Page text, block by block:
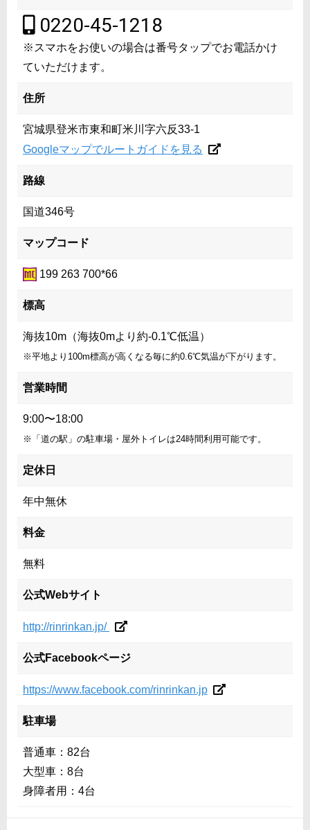
0220-45-1218
※スマホをお使いの場合は番号タップでお電話かけ
ていただけます。
住所
宮城県登米市東和町米川字六反33-1
Googleマップでルートガイドを見る
路線
国道346号
マップコード
199 263 700*66
標高
海抜10m（海抜0mより約-0.1℃低温）
※平地より100m標高が高くなる毎に約0.6℃気温が下がります。
営業時間
9:00〜18:00
※「道の駅」の駐車場・屋外トイレは24時間利用可能です。
定休日
年中無休
料金
無料
公式Webサイト
http://rinrinkan.jp/
公式Facebookページ
https://www.facebook.com/rinrinkan.jp
駐車場
普通車：82台
大型車：8台
身障者用：4台